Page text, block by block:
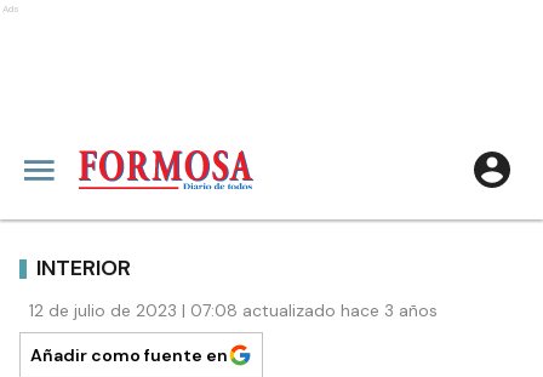
Ads
INTERIOR
12 de julio de 2023 | 07:08 actualizado hace 3 años
Añadir como fuente en